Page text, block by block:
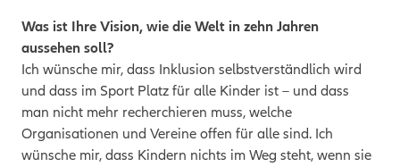
Was ist Ihre Vision, wie die Welt in zehn Jahren
aussehen soll?
Ich wünsche mir, dass Inklusion selbstverständlich wird
und dass im Sport Platz für alle Kinder ist – und dass
man nicht mehr recherchieren muss, welche
Organisationen und Vereine offen für alle sind. Ich
wünsche mir, dass Kindern nichts im Weg steht, wenn sie